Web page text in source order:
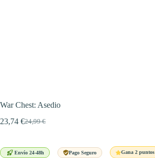
War Chest: Asedio
24,99€
El
era:
23,74 €El
es:
Envío 24-48h Pago Seguro Gana 2 puntos